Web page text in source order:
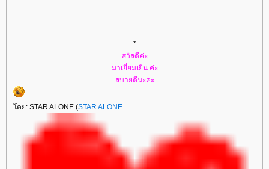
*
สวัสดีค่ะ
มาเยี่ยมเยีน ค่ะ
สบายดีนะค่ะ
ดย: STAR ALONE (STAR ALONE